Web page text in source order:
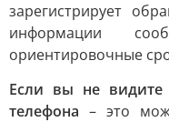
зарегистрирует
информации
ориентировочные
Если вы не
телефона – это